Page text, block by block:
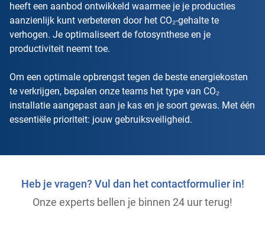
heeft een aanbod ontwikkeld waarmee je je producties
aanzienlijk kunt verbeteren door het CO₂-gehalte te
verhogen. Je optimaliseert de fotosynthese en je
productiviteit neemt toe.
Om een optimale opbrengst tegen de beste energiekosten
te verkrijgen, bepalen onze teams het type van CO₂
installatie aangepast aan je kas en je soort gewas. Met één
essentiële prioriteit: jouw gebruiksveiligheid.
Heb je vragen? Vul dan het contactformulier in!
Onze experts bellen je binnen 24 uur terug!